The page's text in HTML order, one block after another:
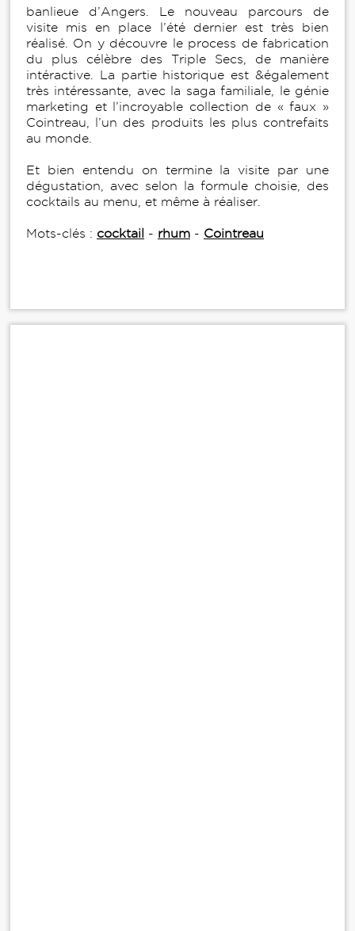
banlieue d’Angers. Le nouveau parcours de
visite mis en place l’été dernier est très bien
réalisé. On y découvre le process de fabrication
du plus célèbre des Triple Secs, de manière
intéractive. La partie historique est &également
très intéressante, avec la saga familiale, le génie
marketing et l’incroyable collection de « faux »
Cointreau, l’un des produits les plus contrefaits
au monde.
Et bien entendu on termine la visite par une
dégustation, avec selon la formule choisie, des
cocktails au menu, et même à réaliser.
Mots-clés : cocktail - rhum - Cointreau